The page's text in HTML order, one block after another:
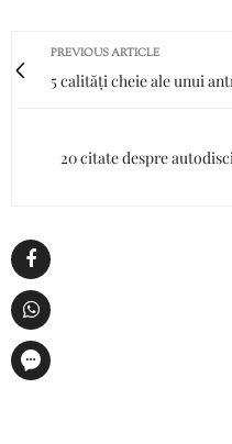
PREVIOUS ARTICLE
5 calități cheie ale unui
20 citate despre